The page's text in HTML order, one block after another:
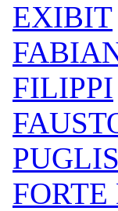
EXIBIT
FILIPPI
FORTE